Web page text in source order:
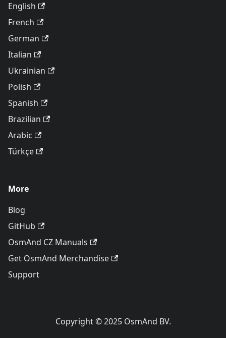
English
French
German
Italian
Ukrainian
Polish
Spanish
Brazilian
Arabic
Türkçe
More
Blog
GitHub
OsmAnd CZ Manuals
Get OsmAnd Merchandise
Support
Copyright © 2025 OsmAnd BV.